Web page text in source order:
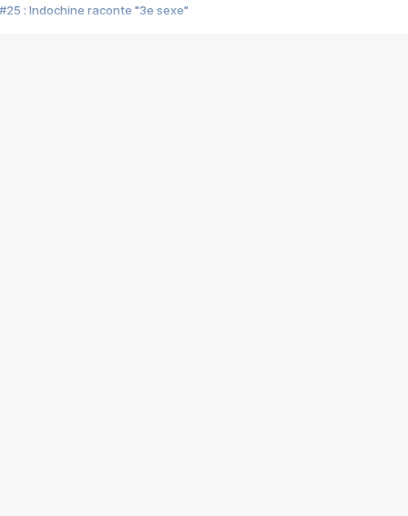
#25 : Indochine raconte "3e sexe"